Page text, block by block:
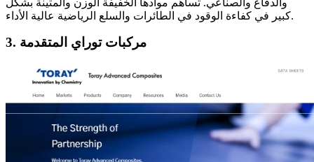
كبير في كفاءة الوقود في الطائرات والسلع الرياضية عالية الأداء.
3. مركبات توراي المتقدمة